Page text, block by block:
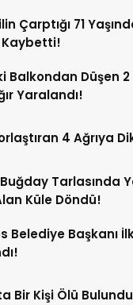
Çarptığı 71
Kaybetti!
Balkondan Düşen 2
Yaralandı!
4 Ağrıya
Tarlasında
Küle Döndü!
Belediye Başkanı
Bir Kişi Ölü